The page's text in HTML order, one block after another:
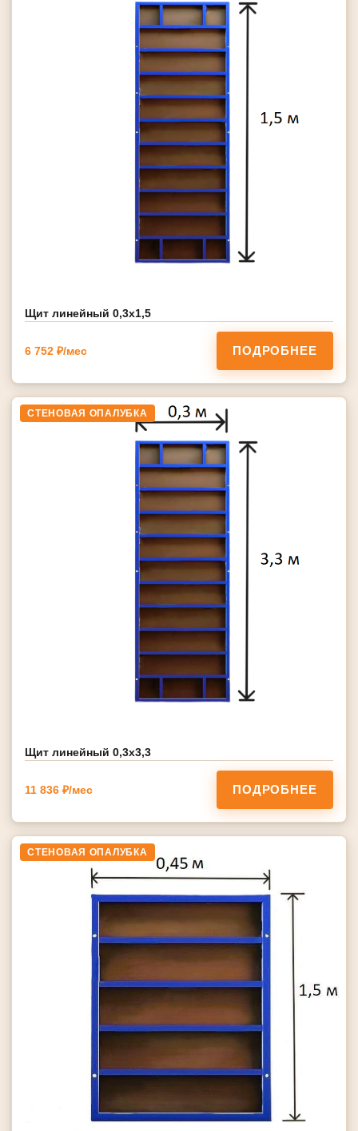
Щит линейный 0,3х1,5
6 752 ₽/мес ПОДРОБНЕЕ
СТЕНОВАЯ ОПАЛУБКА
Щит линейный 0,3х3,3
11 836 ₽/мес ПОДРОБНЕЕ
СТЕНОВАЯ ОПАЛУБКА